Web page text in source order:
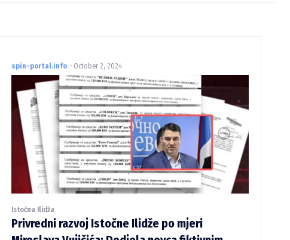
spin-portal.info - October 2, 2024
Istočna Ilidža
Privredni razvoj Istočne Ilidže po mjeri